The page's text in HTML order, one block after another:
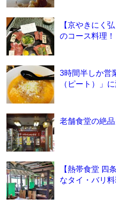
【京やきにく
のコース料理！
3時間半しか営
（ピート）」に
老舗食堂の絶
【熱帯食堂 四
なタイ・バリ料